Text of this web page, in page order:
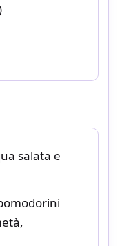
salata e